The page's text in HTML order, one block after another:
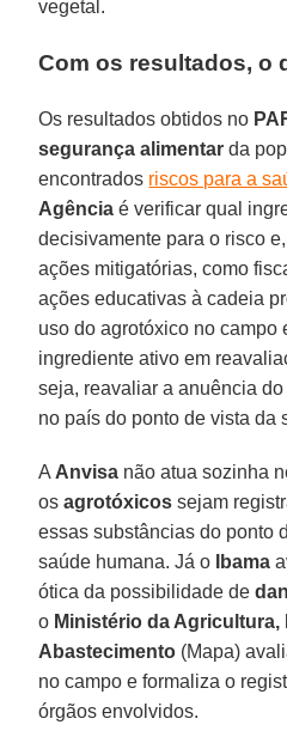
vegetal.
Com os resultados, o
Os resultados obtidos no
segurança alimentar da
encontrados riscos para a
Agência é verificar qual
decisivamente para o risco
ações mitigatórias, como
ações educativas à cadeia
uso do agrotóxico no campo
ingrediente ativo em
seja, reavaliar a anuência
no país do ponto de vista da
A Anvisa não atua sozinha
osagrotóxicos sejam
essas substâncias do ponto
saúde humana. Já o
Ibama
ótica da possibilidade de
o Ministério da Agricultura,
Abastecimento (Mapa)
no campo e formaliza o
órgãos envolvidos.